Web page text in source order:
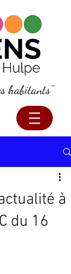
habitants"
à
du 16